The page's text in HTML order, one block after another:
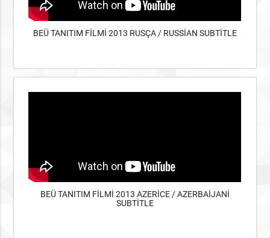
BEÜ TANITIM FİLMİ 2013 RUSÇA / RUSSİAN SUBTİTLE
BEÜ TANITIM FİLMİ 2013 AZERİCE / AZERBAİJANİ
SUBTİTLE